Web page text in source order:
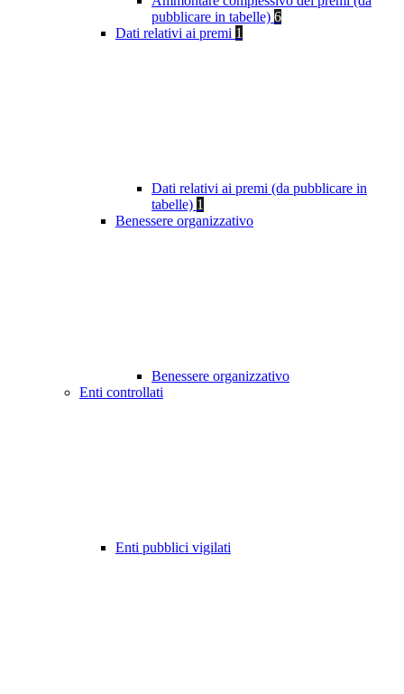
pubblicare in tabelle) 6
Dati relativi ai premi 1
Dati relativi ai premi (da pubblicare in
tabelle) 1
Benessere organizzativo
Benessere organizzativo
Enti controllati
Enti pubblici vigilati